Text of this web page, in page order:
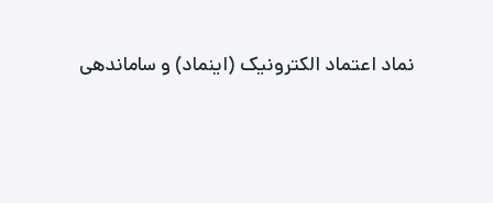
نماد اعتماد الکترونیک (اینماد) و ساماندهی